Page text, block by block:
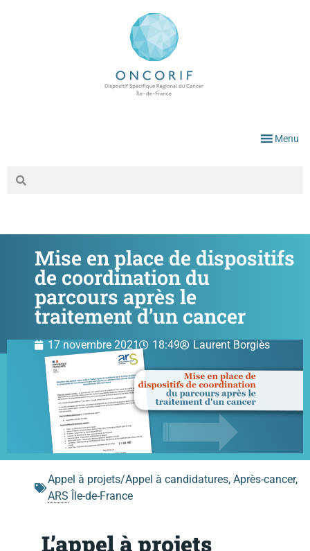
Menu
Mise en place de dispositifs
de coordination du
parcours après le
traitement d’un cancer
17 novembre 2021 18:49 Laurent Borgiès
Appel à projets/Appel à candidatures, Après-cancer,
ARS Île-de-France
L’appel à projets